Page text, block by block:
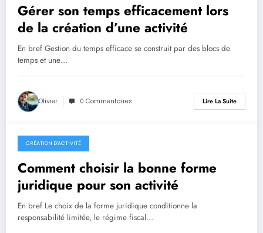
Gérer son temps efficacement lors
de la création d’une activité
En bref Gestion du temps efficace se construit par des blocs de
temps et une…
Olivier 0 Commentaires Lire La Suite
25 mai 2026
CRÉATION D'ACTIVITÉ
Comment choisir la bonne forme
juridique pour son activité
En bref Le choix de la forme juridique conditionne la
responsabilité limitée, le régime fiscal…